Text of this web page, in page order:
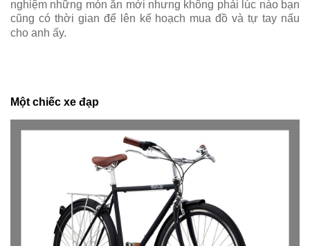
nghiệm những món ăn mới nhưng không phải lúc nào bạn
cũng có thời gian để lên kế hoạch mua đồ và tự tay nấu
cho anh ấy.
Một chiếc xe đạp